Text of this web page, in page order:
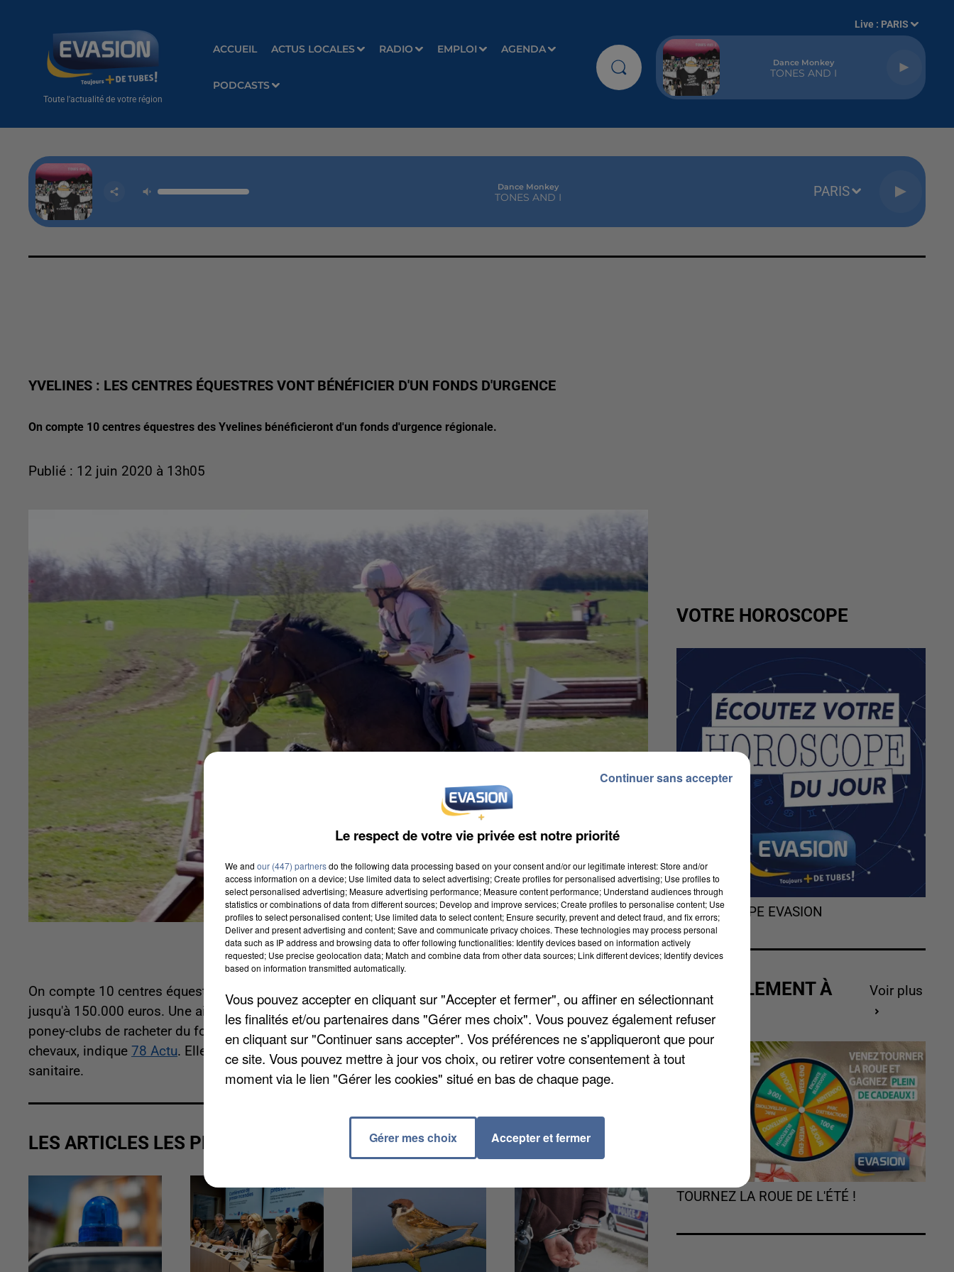
Toute l'actualité de votre région
ACCUEIL ACTUS LOCALES RADIO EMPLOI AGENDA
PODCASTS
Live : PARIS
Dance Monkey
TONES AND I
Dance Monkey
TONES AND I PARIS
YVELINES : LES CENTRES ÉQUESTRES VONT BÉNÉFICIER D'UN FONDS D'URGENCE
On compte 10 centres équestres des Yvelines bénéficieront d'un fonds d'urgence régionale.
Publié : 12 juin 2020 à 13h05
On compte 10 centres équestres des Yvelines bénéficieront d'un fonds d'urgence régionale. Celui-ci va
jusqu'à 150.000 euros. Une aide qui devrait permettre aux responsables de centres équestres ou de
poney-clubs de racheter du foin pour nourrir leurs bêtes par exemple, ou les aider à soigner leurs
chevaux, indique 78 Actu. Elle répond également à une situation d'urgence en période de crise
sanitaire.
LES ARTICLES LES PLUS VUS
VOTRE HOROSCOPE
L'HOROSCOPE EVASION
ACTUELLEMENT À
GAGNER
Voir plus
TOURNEZ LA ROUE DE L'ÉTÉ !
Le respect de votre vie privée est notre priorité
We and our (447) partnersdo the following data processing based on your consent and/or our legitimate interest: Store and/or
access information on a device; Use limited data to select advertising; Create profiles for personalised advertising; Use profiles to
select personalised advertising; Measure advertising performance; Measure content performance; Understand audiences through
statistics or combinations of data from different sources; Develop and improve services; Create profiles to personalise content; Use
profiles to select personalised content; Use limited data to select content; Ensure security, prevent and detect fraud, and fix errors;
Deliver and present advertising and content; Save and communicate privacy choices. These technologies may process personal
data such as IP address and browsing data to offer following functionalities: Identify devices based on information actively
requested; Use precise geolocation data; Match and combine data from other data sources; Link different devices; Identify devices
based on information transmitted automatically.
Vous pouvez accepter en cliquant sur "Accepter et fermer", ou affiner en sélectionnant
les finalités et/ou partenaires dans "Gérer mes choix". Vous pouvez également refuser
en cliquant sur "Continuer sans accepter". Vos préférences ne s'appliqueront que pour
ce site. Vous pouvez mettre à jour vos choix, ou retirer votre consentement à tout
moment via le lien "Gérer les cookies" situé en bas de chaque page.
Gérer mes choix Accepter et fermer
Continuer sans accepter